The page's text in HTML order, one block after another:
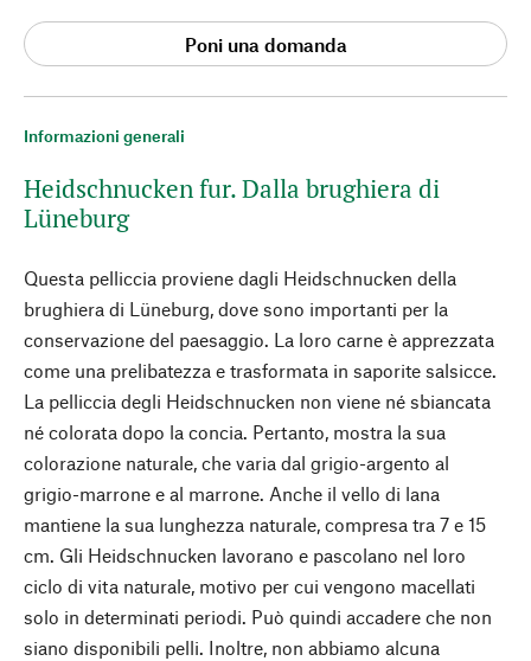
Informazioni generali
Heidschnucken fur. Dalla brughiera di
Lüneburg
Questa pelliccia proviene dagli Heidschnucken della
brughiera di Lüneburg, dove sono importanti per la
conservazione del paesaggio. La loro carne è apprezzata
come una prelibatezza e trasformata in saporite salsicce.
La pelliccia degli Heidschnucken non viene né sbiancata
né colorata dopo la concia. Pertanto, mostra la sua
colorazione naturale, che varia dal grigio-argento al
grigio-marrone e al marrone. Anche il vello di lana
mantiene la sua lunghezza naturale, compresa tra 7 e 15
cm. Gli Heidschnucken lavorano e pascolano nel loro
ciclo di vita naturale, motivo per cui vengono macellati
solo in determinati periodi. Può quindi accadere che non
siano disponibili pelli. Inoltre, non abbiamo alcuna
Poni una domanda